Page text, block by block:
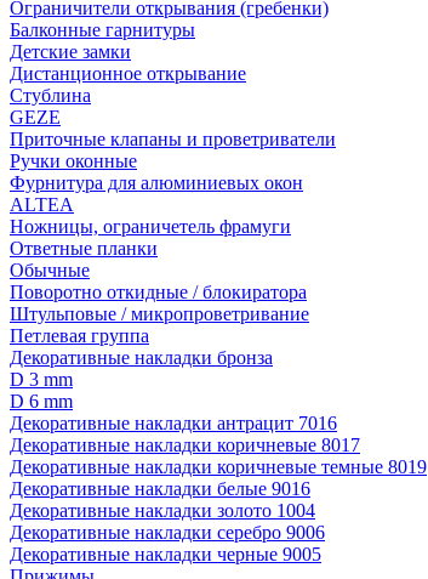
Ограничители открывания (гребенки)
Балконные гарнитуры
Детские замки
Дистанционное открывание
Стублина
GEZE
Приточные клапаны и проветриватели
Ручки оконные
Фурнитура для алюминиевых окон
ALTEA
Ножницы, ограничетель фрамуги
Ответные планки
Обычные
Поворотно откидные / блокиратора
Штульповые / микропроветривание
Петлевая группа
Декоративные накладки бронза
D 3 mm
D 6 mm
Декоративные накладки антрацит 7016
Декоративные накладки коричневые 8017
Декоративные накладки коричневые темные 8019
Декоративные накладки белые 9016
Декоративные накладки золото 1004
Декоративные накладки серебро 9006
Декоративные накладки черные 9005